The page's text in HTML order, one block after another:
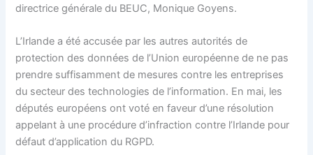
directrice générale du BEUC, Monique Goyens.
L’Irlande a été accusée par les autres autorités de
protection des données de l’Union européenne de ne pas
prendre suffisamment de mesures contre les entreprises
du secteur des technologies de l’information. En mai, les
députés européens ont voté en faveur d’une résolution
appelant à une procédure d’infraction contre l’Irlande pour
défaut d’application du RGPD.